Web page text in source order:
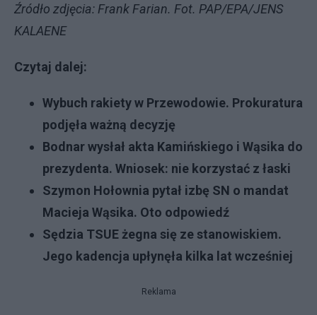
Źródło zdjęcia: Frank Farian. Fot. PAP/EPA/JENS
KALAENE
Czytaj dalej:
Wybuch rakiety w Przewodowie. Prokuratura
podjęła ważną decyzję
Bodnar wysłał akta Kamińskiego i Wąsika do
prezydenta. Wniosek: nie korzystać z łaski
Szymon Hołownia pytał izbę SN o mandat
Macieja Wąsika. Oto odpowiedź
Sędzia TSUE żegna się ze stanowiskiem.
Jego kadencja upłynęła kilka lat wcześniej
Reklama